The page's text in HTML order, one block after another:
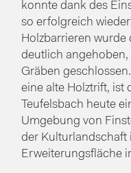
konnte dank des
so erfolgreich
Holzbarrieren wurde
deutlich
Gräben
eine alte Holztrift, ist
Teufelsbach heute
Umgebung von
der Kulturlandschaft
Erweiterungsfläche